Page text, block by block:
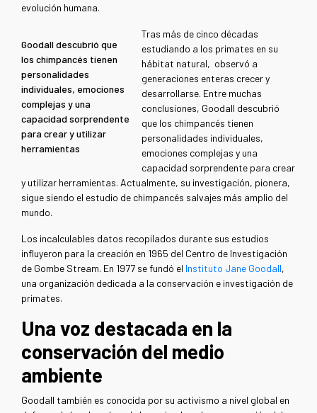
evolución humana.
Goodall descubrió que
los chimpancés tienen
personalidades
individuales, emociones
complejas y una
capacidad sorprendente
para crear y utilizar
herramientas
Tras más de cinco décadas
estudiando a los primates en su
hábitat natural, observó a
generaciones enteras crecer y
desarrollarse. Entre muchas
conclusiones, Goodall descubrió
que los chimpancés tienen
personalidades individuales,
emociones complejas y una
capacidad sorprendente para crear
y utilizar herramientas. Actualmente, su investigación, pionera,
sigue siendo el estudio de chimpancés salvajes más amplio del
mundo.
Los incalculables datos recopilados durante sus estudios
influyeron para la creación en 1965 del Centro de Investigación
de Gombe Stream. En 1977 se fundó el Instituto Jane Goodall,
una organización dedicada a la conservación e investigación de
primates.
Una voz destacada en la
conservación del medio
ambiente
Goodall también es conocida por su activismo a nivel global en